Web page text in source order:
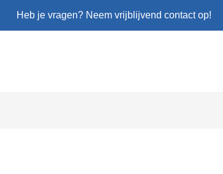
Heb je vragen? Neem vrijblijvend contact op!